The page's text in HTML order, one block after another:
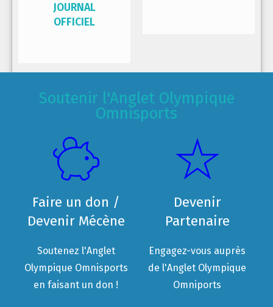
JOURNAL
OFFICIEL
Soutenir l'Anglet Olympique
Omnisports
Faire un don /
Devenir Mécène
Soutenez l'Anglet
Olympique Omnisports
en faisant un don !
Devenir
Partenaire
Engagez-vous auprès
de l'Anglet Olympique
Omniports